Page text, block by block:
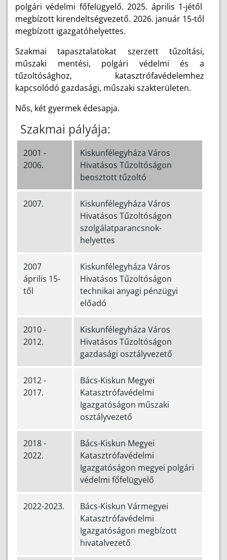
polgári védelmi főfelügyelő. 2025. április 1-jétől
megbízott kirendeltségvezető. 2026. január 15-től
megbízott igazgatóhelyettes.
Szakmai tapasztalatokat szerzett tűzoltási,
műszaki mentési, polgári védelmi és a
tűzoltósághoz, katasztrófavédelemhez
kapcsolódó gazdasági, műszaki szakterületen.
Nős, két gyermek édesapja.
Szakmai pályája:
2001 -
2006.
Kiskunfélegyháza Város
Hivatásos Tűzoltóságon
beosztott tűzoltó
2007.
Kiskunfélegyháza Város
Hivatásos Tűzoltóságon
szolgálatparancsnok-
helyettes
2007
április 15-
től
Kiskunfélegyháza Város
Hivatásos Tűzoltóságon
technikai anyagi pénzügyi
előadó
2010 -
2012.
Kiskunfélegyháza Város
Hivatásos Tűzoltóságon
gazdasági osztályvezető
2012 -
2017.
Bács-Kiskun Megyei
Katasztrófavédelmi
Igazgatóságon műszaki
osztályvezető
2018 -
2022.
Bács-Kiskun Megyei
Katasztrófavédelmi
Igazgatóságon megyei polgári
védelmi főfelügyelő
2022-2023.
Bács-Kiskun Vármegyei
Katasztrófavédelmi
Igazgatóságon megbízott
hivatalvezető